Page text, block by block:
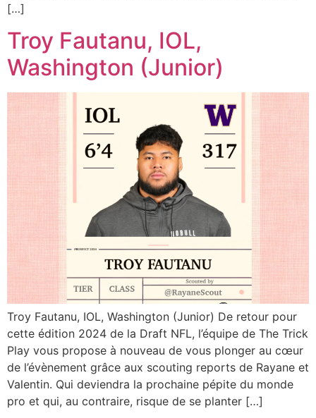
[…]
Troy Fautanu, IOL,
Washington (Junior)
Troy Fautanu, IOL, Washington (Junior) De retour pour
cette édition 2024 de la Draft NFL, l’équipe de The Trick
Play vous propose à nouveau de vous plonger au cœur
de l’évènement grâce aux scouting reports de Rayane et
Valentin. Qui deviendra la prochaine pépite du monde
pro et qui, au contraire, risque de se planter […]